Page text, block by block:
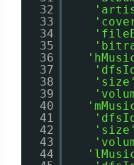
32
33
34
35
36
37
38
39
40
41
42
43
44
'size'
'size'